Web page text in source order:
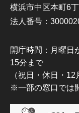
横浜市中区本町6
法人番号：
開庁時間：月曜日
15分まで
（祝日・休日・
※一部の窓口では